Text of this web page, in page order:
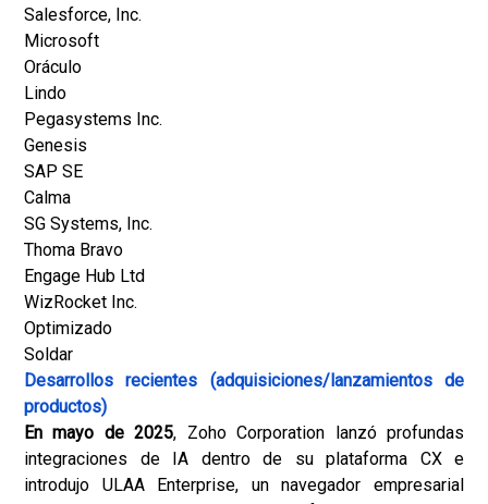
Salesforce, Inc.
Microsoft
Oráculo
Lindo
Pegasystems Inc.
Genesis
SAP SE
Calma
SG Systems, Inc.
Thoma Bravo
Engage Hub Ltd
WizRocket Inc.
Optimizado
Soldar
Desarrollos recientes (adquisiciones/lanzamientos de
productos)
En mayo de 2025, Zoho Corporation lanzó profundas
integraciones de IA dentro de su plataforma CX e
introdujo ULAA Enterprise, un navegador empresarial